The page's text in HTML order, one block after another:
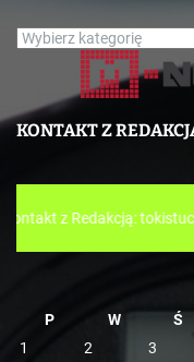
K
e
i
e
KONTAKT Z
P
W Ś
1
2 3